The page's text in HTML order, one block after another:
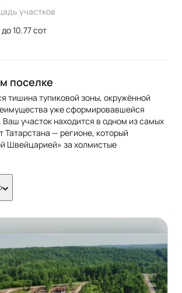
участков
до 10.77 сот
поселке
тишина тупиковой зоны, окружённой
уже сформировавшейся
Ваш участок находится в одном из самых
Татарстана — регионе, который
Швейцарией» за холмистые